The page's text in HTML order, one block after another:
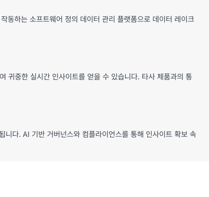
동하는 소프트웨어 정의 데이터 관리 플랫폼으로 데이터 레이크
중한 실시간 인사이트를 얻을 수 있습니다. 타사 제품과의 통
다. AI 기반 거버넌스와 컴플라이언스를 통해 인사이트 확보 속